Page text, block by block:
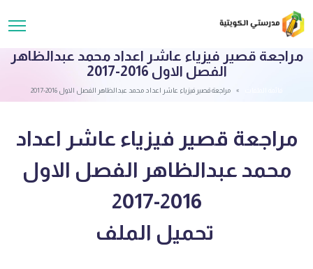
مراجعة قصير فيزياء عاشر اعداد محمد عبدالظاهر
الفصل الاول 2016-2017
مراجعة قصير فيزياء عاشر اعداد محمد عبدالظاهر الفصل الاول 2016-2017
مراجعة قصير فيزياء عاشر اعداد
محمد عبدالظاهر الفصل الاول
2016-2017
تحميل الملف